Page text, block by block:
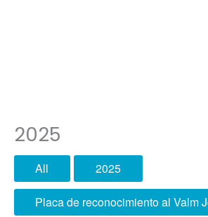
2025
All 2025
Placa de reconocimiento al Valm